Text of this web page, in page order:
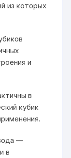
из которых
и
в
кубик
—
в